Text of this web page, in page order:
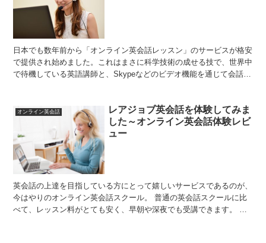
日本でも数年前から「オンライン英会話レッスン」のサービスが格安
で提供され始めました。これはまさに科学技術の成せる技で、世界中
で待機している英語講師と、Skypeなどのビデオ機能を通じて会話を
オンライン英会話
レアジョブ英会話を体験してみま
した～オンライン英会話体験レビ
ュー
英会話の上達を目指している方にとって嬉しいサービスであるのが、
今はやりのオンライン英会話スクール。 普通の英会話スクールに比
べて、レッスン料がとても安く、早朝や深夜でも受講できます。 自